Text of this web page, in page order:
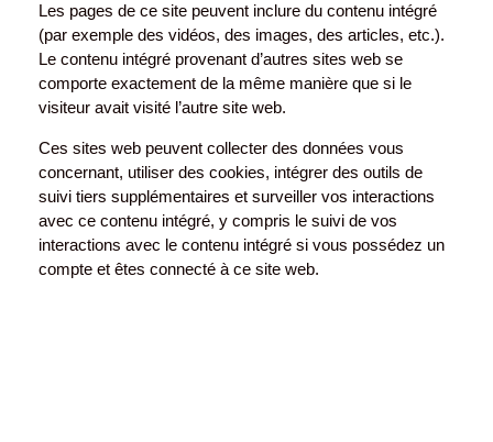
Les pages de ce site peuvent inclure du contenu intégré
(par exemple des vidéos, des images, des articles, etc.).
Le contenu intégré provenant d’autres sites web se
comporte exactement de la même manière que si le
visiteur avait visité l’autre site web.
Ces sites web peuvent collecter des données vous
concernant, utiliser des cookies, intégrer des outils de
suivi tiers supplémentaires et surveiller vos interactions
avec ce contenu intégré, y compris le suivi de vos
interactions avec le contenu intégré si vous possédez un
compte et êtes connecté à ce site web.